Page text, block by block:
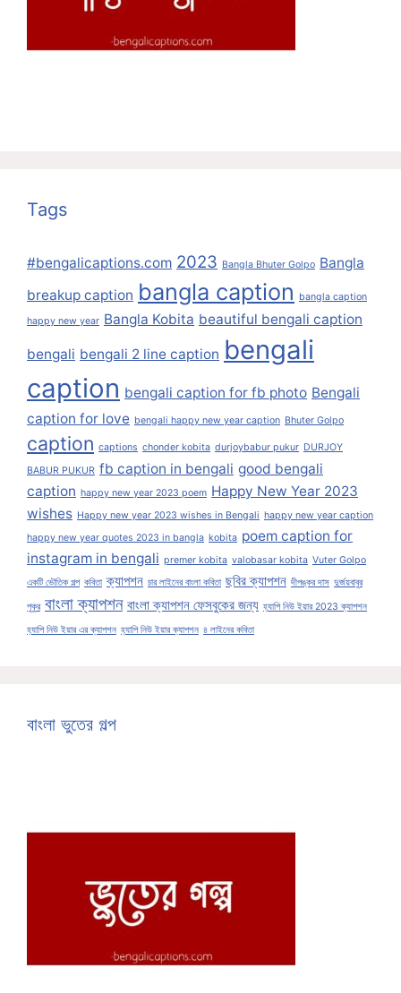
Tags
#bengalicaptions.com 2023 Bangla Bhuter Golpo Bangla
breakup caption bangla caption bangla caption
happy new year Bangla Kobita beautiful bengali caption
bengali bengali 2 line caption bengali
caption bengali caption for fb photo Bengali
caption for love bengali happy new year caption Bhuter Golpo
caption captions chonder kobita durjoybabur pukur DURJOY
BABUR PUKUR fb caption in bengali good bengali
caption happy new year 2023 poem Happy New Year 2023
wishes Happy new year 2023 wishes in Bengali happy new year caption
happy new year quotes 2023 in bangla kobita poem caption for
instagram in bengali premer kobita valobasar kobita Vuter Golpo
একটি ভৌতিক গল্প কবিতা ক্যাপশন চার লাইনের বাংলা কবিতা ছবির ক্যাপশন দীপঙ্কর দাস দুর্জয়বাবুর
পুকুর বাংলা ক্যাপশন বাংলা ক্যাপশন ফেসবুকের জন্য হ্যাপি নিউ ইয়ার 2023 ক্যাপশন
হ্যাপি নিউ ইয়ার এর ক্যাপশন হ্যাপি নিউ ইয়ার ক্যাপশন ৪ লাইনের কবিতা
বাংলা ভুতের গল্প